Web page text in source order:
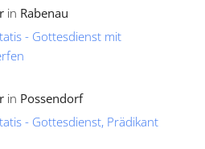
in Rabenau
- Gottesdienst mit
in Possendorf
- Gottesdienst, Prädikant